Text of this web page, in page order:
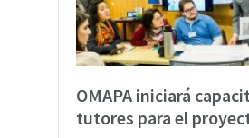
OMAPA iniciará
tutores para el